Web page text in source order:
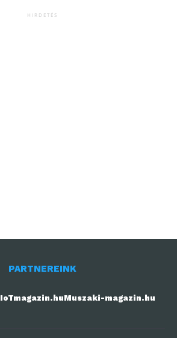
HIRDETÉS
PARTNEREINK
IoTmagazin.huMuszaki-magazin.hu